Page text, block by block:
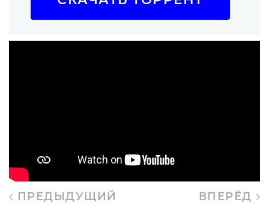
ПРЕДЫДУЩИЙ ВПЕРЁД